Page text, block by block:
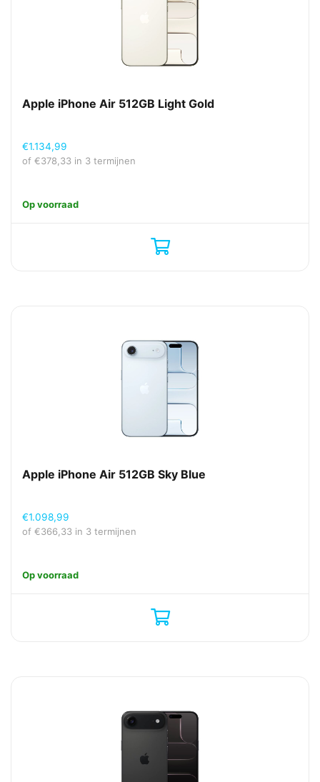
Apple iPhone Air 512GB Light Gold
€1.134,99
of €378,33 in 3 termijnen
Op voorraad
Apple iPhone Air 512GB Sky Blue
€1.098,99
of €366,33 in 3 termijnen
Op voorraad